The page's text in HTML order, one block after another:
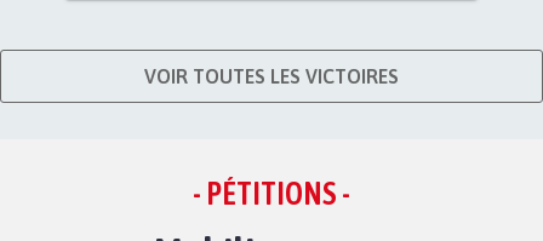
VOIR TOUTES LES VICTOIRES
- PÉTITIONS -